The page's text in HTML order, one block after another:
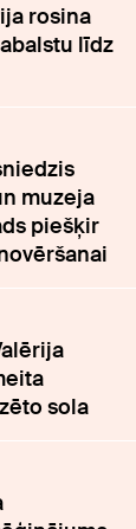
rosina
līdz
muzeja
piešķir
sola